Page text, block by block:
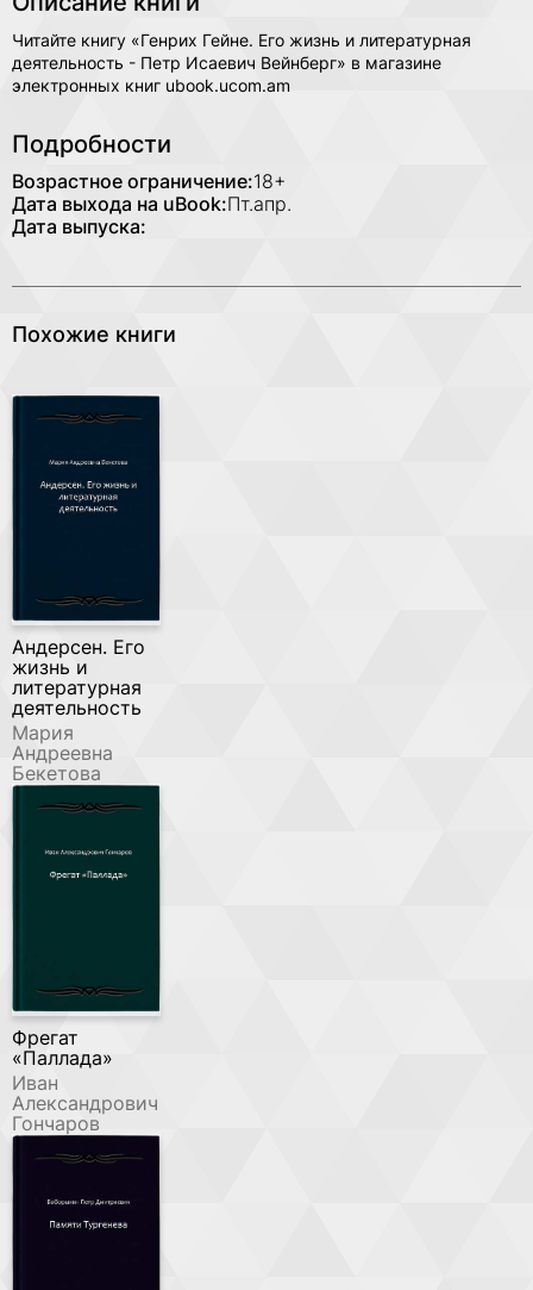
Читайте книгу «Генрих Гейне. Его жизнь и литературная
деятельность - Петр Исаевич Вейнберг» в магазине
электронных книг ubook.ucom.am
Подробности
Возрастное ограничение:18+
Дата выхода на uBook:Пт.апр.
Дата выпуска:
Похожие книги
Андерсен. Его
жизнь и
литературная
деятельность
Мария
Андреевна
Бекетова
Фрегат
«Паллада»
Иван
Александрович
Гончаров